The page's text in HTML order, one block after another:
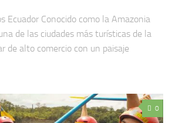
Ecuador Conocido como la Amazonia
de las ciudades más turísticas de la
de alto comercio con un paisaje
0